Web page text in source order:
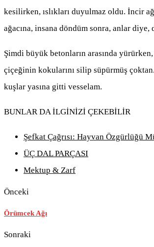
kesilirken, ıslıkları duyulmaz oldu. İncir
ağacına, insana döndüm sonra, anlar diye,
Şimdi büyük betonların arasında
çiçeğinin kokularını silip süpürmüş
kuşlar yasına gitti vesselam.
BUNLAR DA İLGİNİZİ ÇEKEBİLİR
Şefkat Çağrısı: Hayvan Özgürlüğü
ÜÇ DAL PARÇASI
Mektup & Zarf
Önceki
Örümcek Ağı
Sonraki